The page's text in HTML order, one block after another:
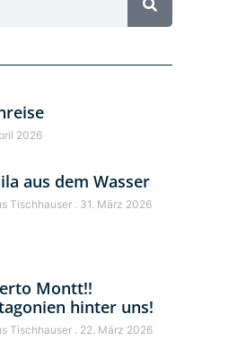
2026
aus dem Wasser
Tischhauser 31. März 2026
Montt!!
hinter uns!
Tischhauser 22. März 2026